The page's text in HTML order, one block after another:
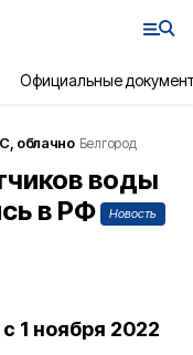
Официальные
облачно Белгород
воды
в РФ
Новость
1 ноября 2022